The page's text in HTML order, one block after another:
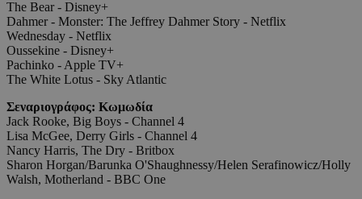
The Bear - Disney+
Dahmer - Monster: The Jeffrey Dahmer Story - Netflix
Wednesday - Netflix
Oussekine - Disney+
Pachinko - Apple TV+
The White Lotus - Sky Atlantic
Σεναριογράφος: Κωμωδία
Jack Rooke, Big Boys - Channel 4
Lisa McGee, Derry Girls - Channel 4
Nancy Harris, The Dry - Britbox
Sharon Horgan/Barunka O'Shaughnessy/Helen Serafinowicz/Holly
Walsh, Motherland - BBC One